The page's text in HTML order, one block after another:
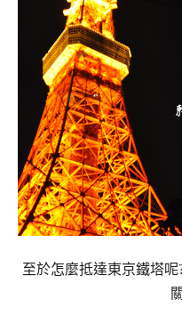
至於怎麼抵達東京鐵塔